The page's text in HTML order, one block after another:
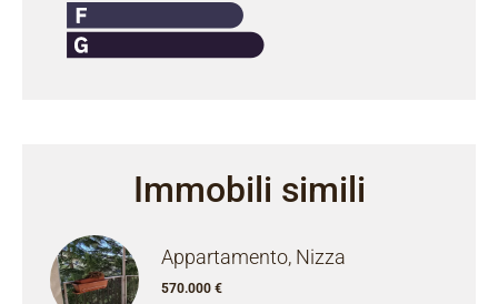
Immobili simili
Appartamento, Nizza
570.000 €